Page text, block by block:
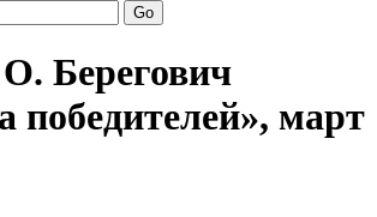
Go
Берегович
победителей», март